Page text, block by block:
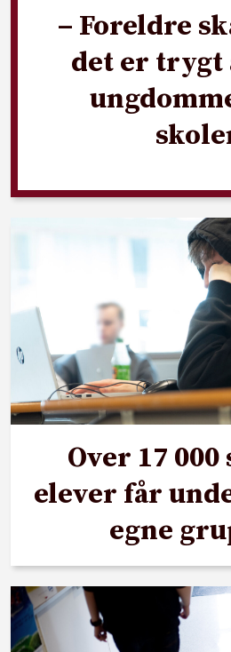
– Foreldre
det er trygt
Over 17 000
elever får
egne